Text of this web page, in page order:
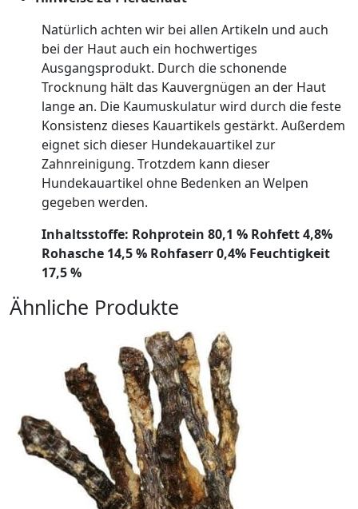
Natürlich achten wir bei allen Artikeln und auch
bei der Haut auch ein hochwertiges
Ausgangsprodukt. Durch die schonende
Trocknung hält das Kauvergnügen an der Haut
lange an. Die Kaumuskulatur wird durch die feste
Konsistenz dieses Kauartikels gestärkt. Außerdem
eignet sich dieser Hundekauartikel zur
Zahnreinigung. Trotzdem kann dieser
Hundekauartikel ohne Bedenken an Welpen
gegeben werden.
Inhaltsstoffe: Rohprotein 80,1 % Rohfett 4,8%
Rohasche 14,5 % Rohfaserr 0,4% Feuchtigkeit
17,5 %
Ähnliche Produkte